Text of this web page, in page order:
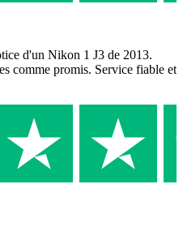
d'un Nikon 1 J3 de 2013.
comme promis. Service fiable et